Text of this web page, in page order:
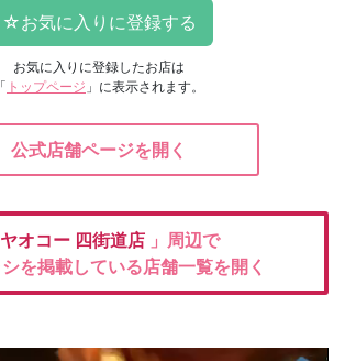
お気に入りに登録したお店は
「 トップページ 」に表示されます。
公式店舗ページを開く
ヤオコー 四街道店 」周辺で
を掲載している店舗一覧を開く